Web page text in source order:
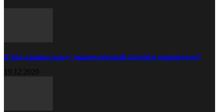
В чём разница между диагностической картой и техосмотром?
19.12.2020